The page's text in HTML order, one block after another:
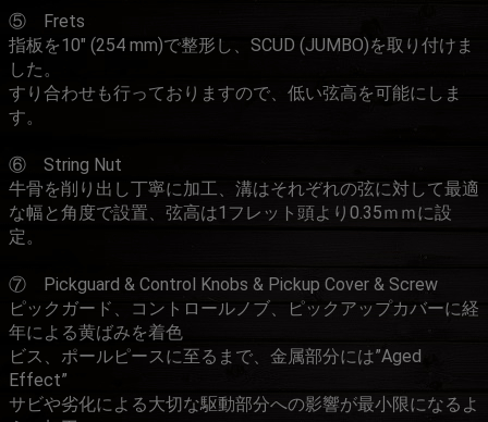
⑤ Frets
指板を10" (254 mm)で整形し、SCUD (JUMBO)を取り付けま
した。
すり合わせも行っておりますので、低い弦高を可能にしま
す。
⑥ String Nut
牛骨を削り出し丁寧に加工、溝はそれぞれの弦に対して最適
な幅と角度で設置、弦高は1フレット頭より0.35ｍｍに設
定。
⑦ Pickguard & Control Knobs & Pickup Cover & Screw
ピックガード、コントロールノブ、ピックアップカバーに経
年による黄ばみを着色
ビス、ポールピースに至るまで、金属部分には”Aged
Effect”
サビや劣化による大切な駆動部分への影響が最小限になるよ